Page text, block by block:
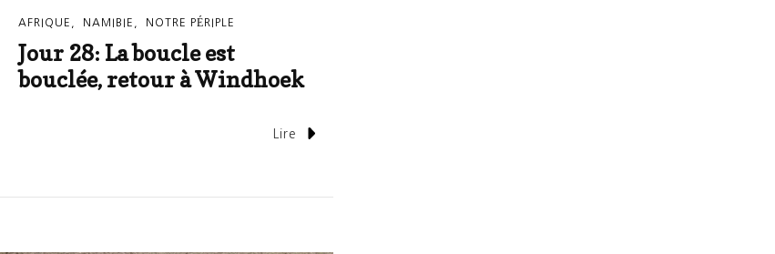
AFRIQUE NAMIBIE NOTRE PÉRIPLE
Jour 28: La boucle est
bouclée, retour à Windhoek
Lire